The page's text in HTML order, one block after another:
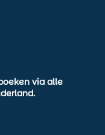
via alle